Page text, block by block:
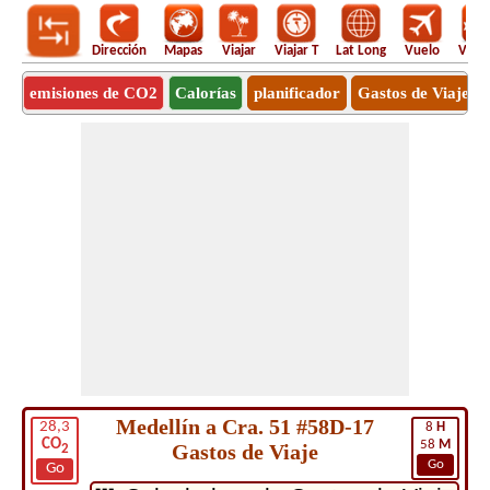
Dirección Mapas Viajar Viajar T Lat Long Vuelo
emisiones de CO2 Calorías planificador Gastos de Viaje
28,3
CO2
Go
8 H
58 M
Go
Medellín a Cra. 51 #58D-17
Gastos de Viaje